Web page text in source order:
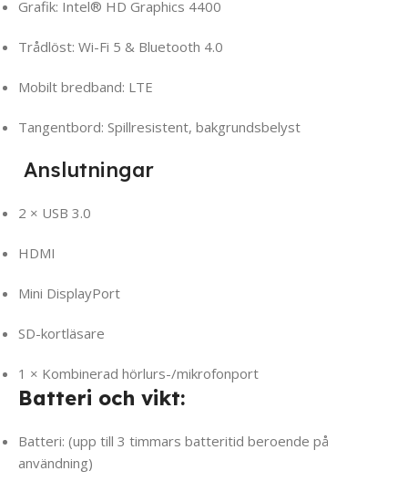
Grafik: Intel® HD Graphics 4400
Trådlöst: Wi-Fi 5 & Bluetooth 4.0
Mobilt bredband: LTE
Tangentbord: Spillresistent, bakgrundsbelyst
Anslutningar
2 × USB 3.0
HDMI
Mini DisplayPort
SD-kortläsare
1 × Kombinerad hörlurs-/mikrofonport
Batteri och vikt:
Batteri: (upp till 3 timmars batteritid beroende på
användning)